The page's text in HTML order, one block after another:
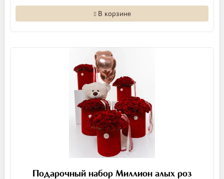
В корзине
Подарочный набор Миллион алых роз